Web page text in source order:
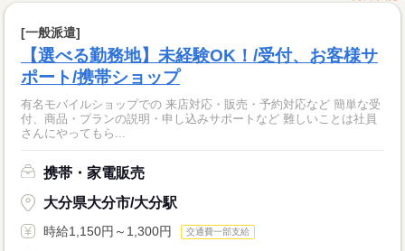
[一般派遣]
【選べる勤務地】未経験OK！/受付、お客様サ
ポート/携帯ショップ
有名モバイルショップでの 来店対応・販売・予約対応など 簡単な受
付、商品・プランの説明・申し込みサポートなど 難しいことは社員
さんにやってもら...
携帯・家電販売
大分県大分市/大分駅
時給1,150円～1,300円 交通費一部支給